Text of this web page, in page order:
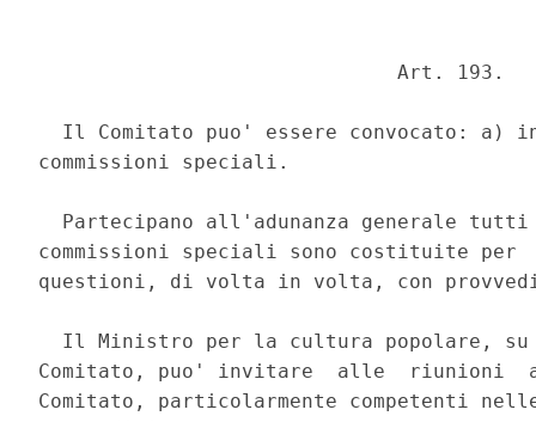
                              Art. 193.
Il Comitato puo' essere convocato: a)
commissioni speciali.
Partecipano all'adunanza generale
commissioni speciali sono costituite
questioni, di volta in volta, con
Il Ministro per la cultura popolare,
Comitato, puo' invitare  alle  riunioni
Comitato, particolarmente competenti